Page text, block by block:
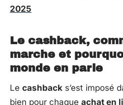
2025
Le cashback,
marche et
monde en parle
Le cashback s’est imposé
bien pour chaque achat en